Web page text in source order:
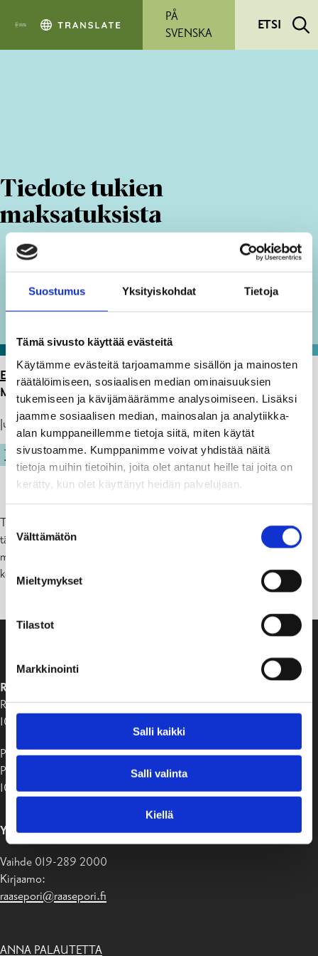
Suostumus Yksityiskohdat Tietoja
Tämä sivusto käyttää evästeitä
Käytämme evästeitä tarjoamamme sisällön ja mainosten
räätälöimiseen, sosiaalisen median ominaisuuksien
tukemiseen ja kävijämäärämme analysoimiseen. Lisäksi
jaamme sosiaalisen median, mainosalan ja analytiikka-
alan kumppaneillemme tietoja siitä, miten käytät
sivustoamme. Kumppanimme voivat yhdistää näitä
tietoja muihin tietoihin, joita olet antanut heille tai joita on
kerätty, kun olet käyttänyt heidän palvelujaan.
Suostumuksen
valinta
Välttämätön
Mieltymykset
Tilastot
Markkinointi
Salli kaikki
Salli valinta
Kiellä
PÅ
SVENSKA
ETSI
Tiedote tukien
maksatuksista
ETUSIVU> ARTIKKELIT
TIEDOTE TUKIEN
MAKSATUKSISTA
Julkaistu: 27.01.25
TYÖVOIMAPALVELUT
Työvoimapalvelujen siirryttyä kuntien vastuulle 1.1.2025 maksamme
tällä hetkellä tukia hieman viiveellä. Pahoittelemme tästä
mahdollisesti aiheutuvaa haittaa ja teemme parhaamme tilanteen
korjaamiseksi mahdollisimman pian. Kiitos kärsivällisyydestänne!
RAASEPORIN KAUPUNKI
Raaseporintie 37
10650 Tammisaari
Postiosoite:
PB 58
10611 Raasepori
YHTEYSTIEDOT
Vaihde 019-289 2000
Kirjaamo:
raasepori@raasepori.fi
ANNA PALAUTETTA